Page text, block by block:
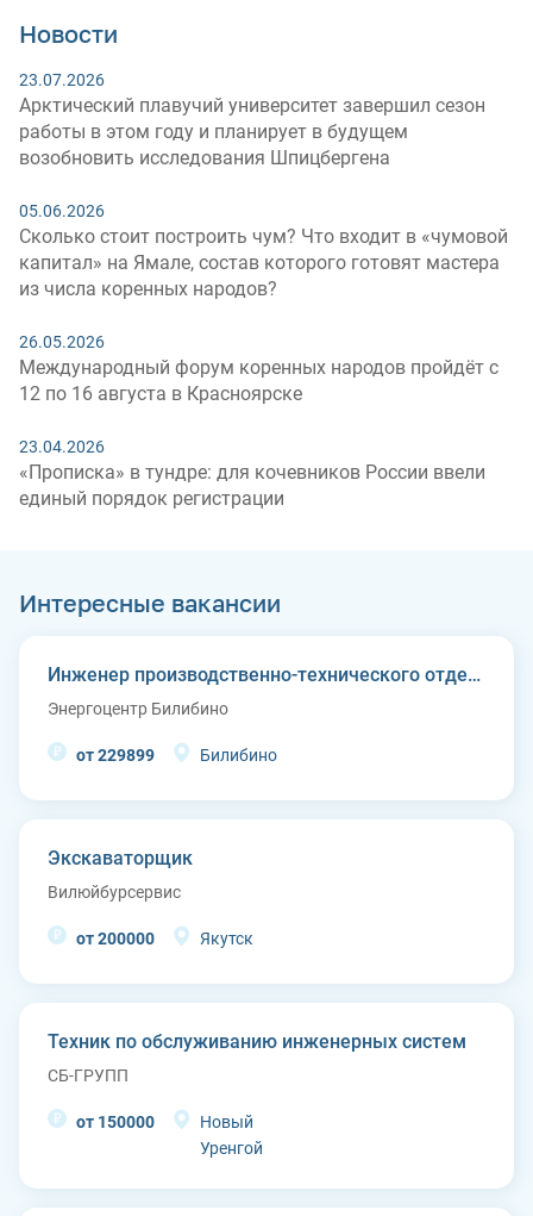
Новости
23.07.2026
Арктический плавучий университет завершил сезон
работы в этом году и планирует в будущем
возобновить исследования Шпицбергена
05.06.2026
Сколько стоит построить чум? Что входит в «чумовой
капитал» на Ямале, состав которого готовят мастера
из числа коренных народов?
26.05.2026
Международный форум коренных народов пройдёт с
12 по 16 августа в Красноярске
23.04.2026
«Прописка» в тундре: для кочевников России ввели
единый порядок регистрации
Интересные вакансии
Инженер производственно-технического отдела
Энергоцентр Билибино
от 229899 Билибино
Экскаваторщик
Вилюйбурсервис
от 200000 Якутск
Техник по обслуживанию инженерных систем
СБ-ГРУПП
от 150000
Новый
Уренгой